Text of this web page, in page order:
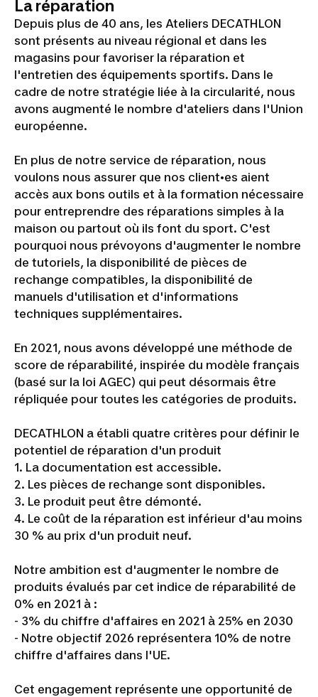
La réparation
Depuis plus de 40 ans, les Ateliers DECATHLON
sont présents au niveau régional et dans les
magasins pour favoriser la réparation et
l'entretien des équipements sportifs. Dans le
cadre de notre stratégie liée à la circularité, nous
avons augmenté le nombre d'ateliers dans l'Union
européenne.
En plus de notre service de réparation, nous
voulons nous assurer que nos client•es aient
accès aux bons outils et à la formation nécessaire
pour entreprendre des réparations simples à la
maison ou partout où ils font du sport. C'est
pourquoi nous prévoyons d'augmenter le nombre
de tutoriels, la disponibilité de pièces de
rechange compatibles, la disponibilité de
manuels d'utilisation et d'informations
techniques supplémentaires.
En 2021, nous avons développé une méthode de
score de réparabilité, inspirée du modèle français
(basé sur la loi AGEC) qui peut désormais être
répliquée pour toutes les catégories de produits.
DECATHLON a établi quatre critères pour définir le
potentiel de réparation d'un produit
1. La documentation est accessible.
2. Les pièces de rechange sont disponibles.
3. Le produit peut être démonté.
4. Le coût de la réparation est inférieur d'au moins
30 % au prix d'un produit neuf.
Notre ambition est d'augmenter le nombre de
produits évalués par cet indice de réparabilité de
0% en 2021 à :
- 3% du chiffre d'affaires en 2021 à 25% en 2030
- Notre objectif 2026 représentera 10% de notre
chiffre d'affaires dans l'UE.
Cet engagement représente une opportunité de